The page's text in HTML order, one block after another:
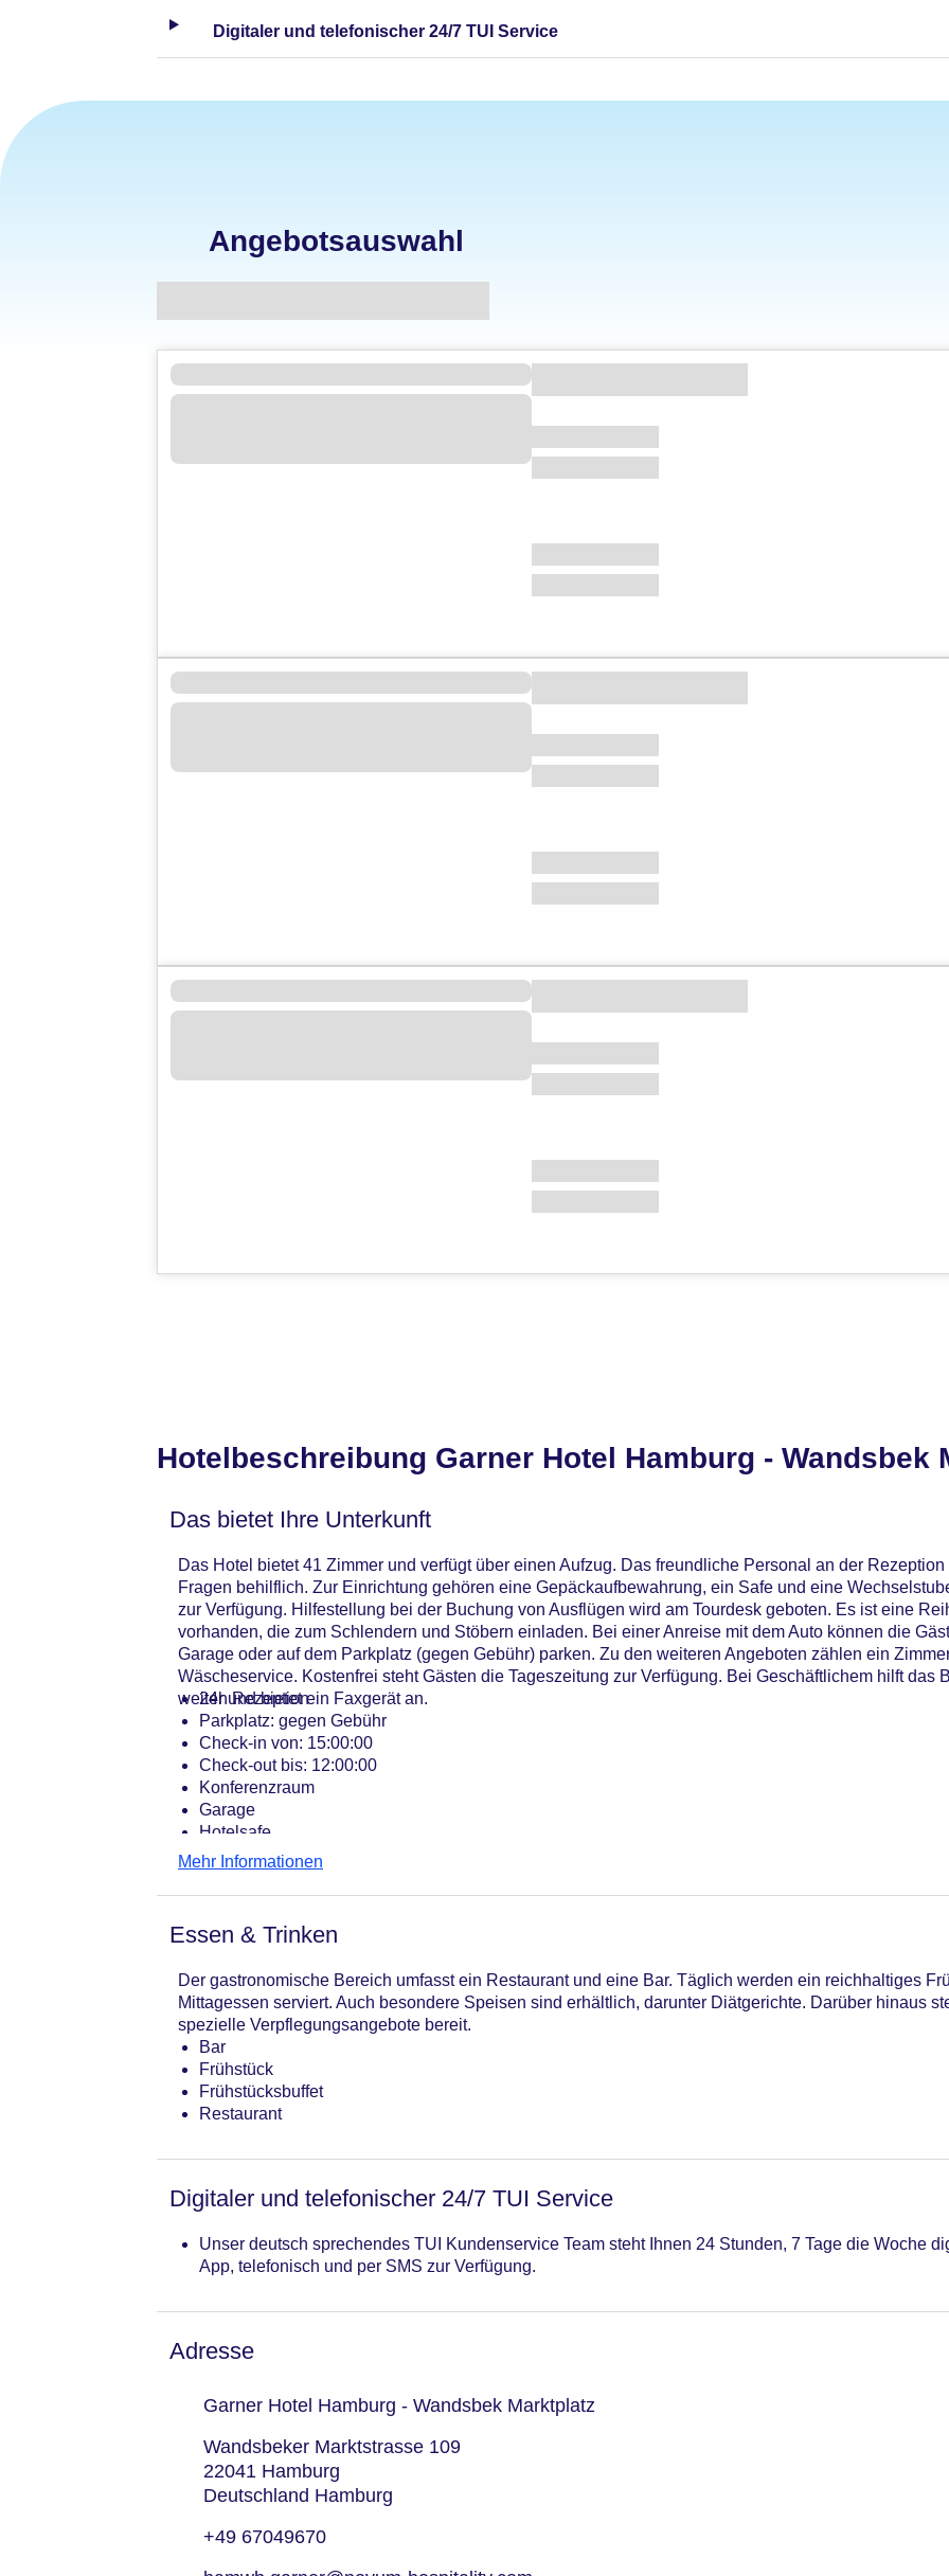
Digitaler und telefonischer 24/7 TUI Service
Angebotsauswahl
Hotelbeschreibung Garner Hotel Hamburg - Wandsbek
Das bietet Ihre Unterkunft
Das Hotel bietet 41 Zimmer und verfügt über einen Aufzug. Das freundliche Personal an der
Fragen behilflich. Zur Einrichtung gehören eine Gepäckaufbewahrung, ein Safe und eine
zur Verfügung. Hilfestellung bei der Buchung von Ausflügen wird am Tourdesk geboten. Es ist eine
vorhanden, die zum Schlendern und Stöbern einladen. Bei einer Anreise mit dem Auto können die
Garage oder auf dem Parkplatz (gegen Gebühr) parken. Zu den weiteren Angeboten zählen ein
Wäscheservice. Kostenfrei steht Gästen die Tageszeitung zur Verfügung. Bei Geschäftlichem hilft das
weiter und bietet ein Faxgerät an.
24h Rezeption
Parkplatz: gegen Gebühr
Check-in von: 15:00:00
Check-out bis: 12:00:00
Konferenzraum
Garage
Hotelsafe
WLAN/WiFi im Hotel
Lift
Haustiere
Gesamtanzahl der Stockwerke: 5
Gesamtanzahl der Zimmer: 41
Zahlungsarten: American Express, Diners Club, EC Maestro, Mastercard, Visa
Landeskategorie: 3 Sterne
Mehr Informationen
Essen & Trinken
Der gastronomische Bereich umfasst ein Restaurant und eine Bar. Täglich werden ein reichhaltiges
Mittagessen serviert. Auch besondere Speisen sind erhältlich, darunter Diätgerichte. Darüber hinaus
spezielle Verpflegungsangebote bereit.
Bar
Frühstück
Frühstücksbuffet
Restaurant
Digitaler und telefonischer 24/7 TUI Service
Unser deutsch sprechendes TUI Kundenservice Team steht Ihnen 24 Stunden, 7 Tage die Woche
App, telefonisch und per SMS zur Verfügung.
Adresse
Garner Hotel Hamburg - Wandsbek Marktplatz
Wandsbeker Marktstrasse 109
22041 Hamburg
Deutschland Hamburg
+49 67049670